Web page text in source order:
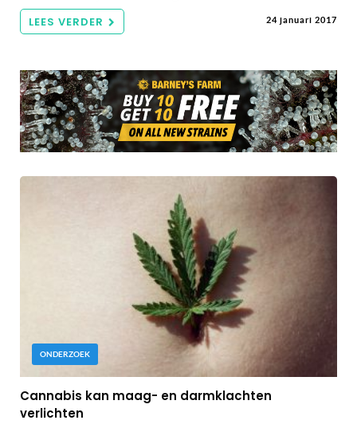
LEES VERDER 24 januari 2017
ONDERZOEK
Cannabis kan maag- en darmklachten
verlichten